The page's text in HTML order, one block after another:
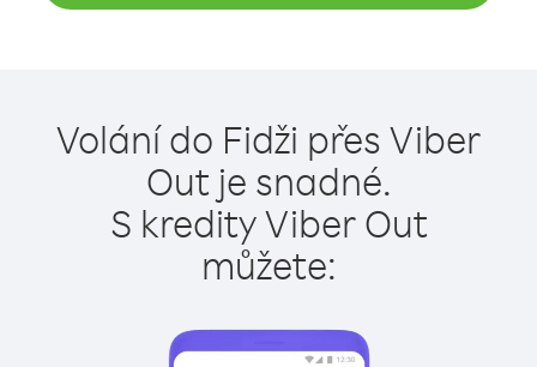
Volání do Fidži přes Viber
Out je snadné.
S kredity Viber Out
můžete: